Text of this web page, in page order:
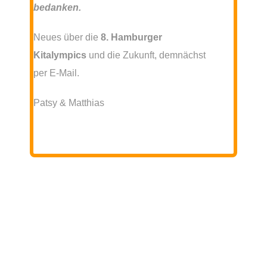
bedanken.
Neues über die 8. Hamburger
Kitalympics und die Zukunft, demnächst
per E-Mail.
Patsy & Matthias